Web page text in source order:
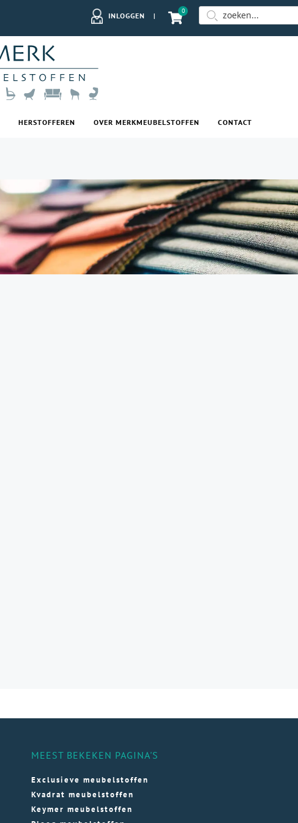
INLOGGEN |
0
HERSTOFFEREN OVER MERKMEUBELSTOFFEN CONTACT
MEEST BEKEKEN PAGINA'S
Exclusieve meubelstoffen
Kvadrat meubelstoffen
Keymer meubelstoffen